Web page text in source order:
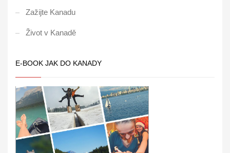
Zažijte Kanadu
Život v Kanadě
E-BOOK JAK DO KANADY